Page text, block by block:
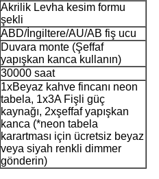
Akrilik Levha kesim formu
şekli
ABD/İngiltere/AU/AB fiş ucu
Duvara monte (Şeffaf
yapışkan kanca kullanın)
30000 saat
1xBeyaz kahve fincanı neon
tabela, 1x3A Fişli güç
kaynağı, 2xşeffaf yapışkan
kanca (*neon tabela
karartması için ücretsiz beyaz
veya siyah renkli dimmer
gönderin)